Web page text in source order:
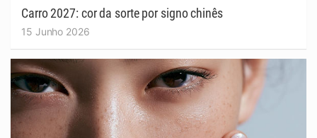
Carro 2027: cor da sorte por signo chinês
15 Junho 2026